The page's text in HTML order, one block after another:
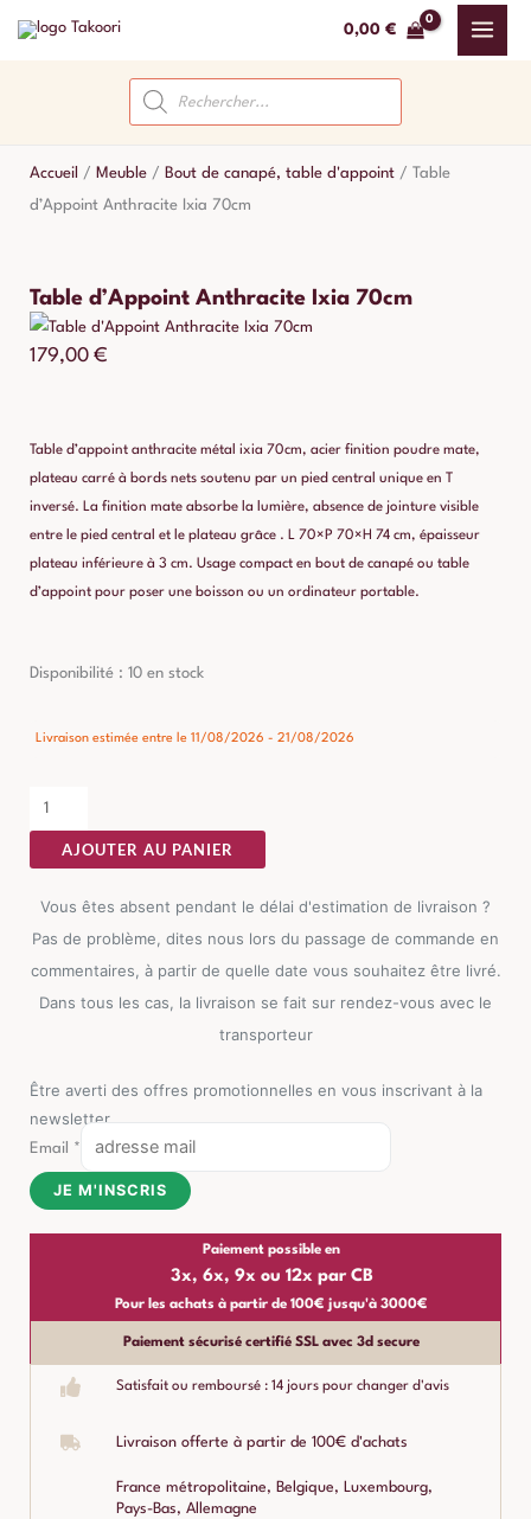
0,00 €
Recherche
de
produits
Accueil / Meuble / Bout de canapé, table d'appoint / Table
d’Appoint Anthracite Ixia 70cm
Table d’Appoint Anthracite Ixia 70cm
179,00 €
Table d’appoint anthracite métal ixia 70cm, acier finition poudre mate,
plateau carré à bords nets soutenu par un pied central unique en T
inversé. La finition mate absorbe la lumière, absence de jointure visible
entre le pied central et le plateau grâce . L 70×P 70×H 74 cm, épaisseur
plateau inférieure à 3 cm. Usage compact en bout de canapé ou table
d’appoint pour poser une boisson ou un ordinateur portable.
Disponibilité : 10 en stock
Livraison estimée entre le 11/08/2026 - 21/08/2026
quantité
Table
Anthracite
Ixia
70cm
AJOUTER AU PANIER
Vous êtes absent pendant le délai d'estimation de livraison ?
Pas de problème, dites nous lors du passage de commande en
commentaires, à partir de quelle date vous souhaitez être livré.
Dans tous les cas, la livraison se fait sur rendez-vous avec le
transporteur
Être averti des offres promotionnelles en vous inscrivant à la
newsletter
Email *
JE M'INSCRIS
Paiement possible en
3x, 6x, 9x ou 12x par CB
Pour les achats à partir de 100€ jusqu'à 3000€
Paiement sécurisé certifié SSL avec 3d secure
Satisfait ou remboursé : 14 jours pour changer d'avis
Livraison offerte à partir de 100€ d'achats
France métropolitaine, Belgique, Luxembourg,
Pays-Bas, Allemagne